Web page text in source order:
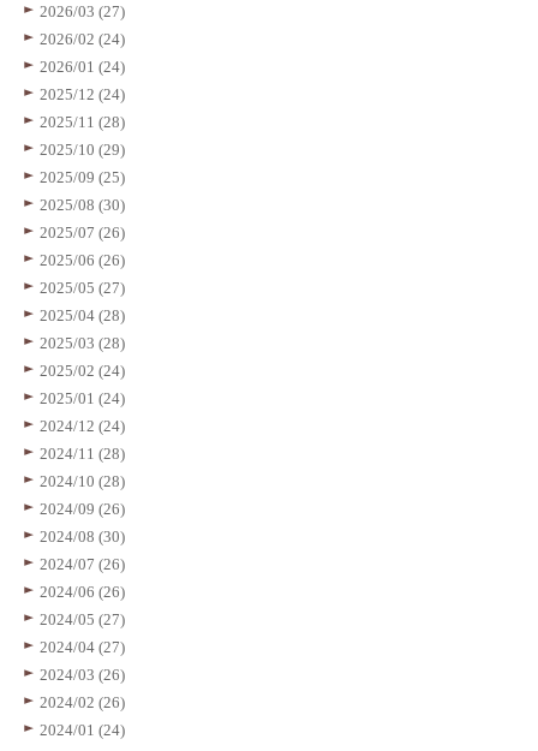
2026/03 (27)
2026/02 (24)
2026/01 (24)
2025/12 (24)
2025/11 (28)
2025/10 (29)
2025/09 (25)
2025/08 (30)
2025/07 (26)
2025/06 (26)
2025/05 (27)
2025/04 (28)
2025/03 (28)
2025/02 (24)
2025/01 (24)
2024/12 (24)
2024/11 (28)
2024/10 (28)
2024/09 (26)
2024/08 (30)
2024/07 (26)
2024/06 (26)
2024/05 (27)
2024/04 (27)
2024/03 (26)
2024/02 (26)
2024/01 (24)